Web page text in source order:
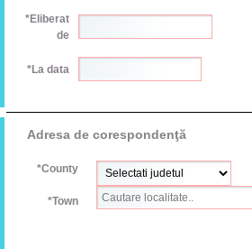
*Eliberat
de
*La data
Adresa de corespondenţă
*County
*Town